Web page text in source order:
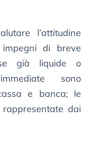
l’attitudine
di breve
già liquide o
sono
e banca; le
dai